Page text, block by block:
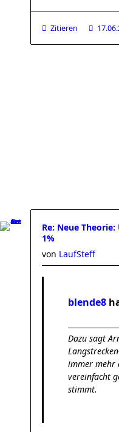
Zitieren
Re: Neue
1%
von LaufSteff
blende8
Dazu sagt
immer mehr
vereinfacht
stimmt.